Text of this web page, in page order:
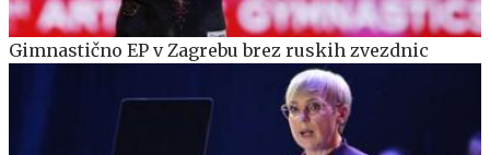
Gimnastično EP v Zagrebu brez ruskih zvezdnic